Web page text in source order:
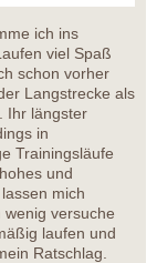
ich ins
viel Spaß
schon vorher
Langstrecke als
Ihr längster
in
Trainingsläufe
und
mich
wenig versuche
laufen und
Ratschlag.